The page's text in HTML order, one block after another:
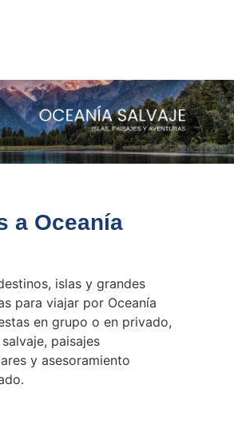
a Oceanía
islas y grandes
para viajar por Oceanía
en grupo o en privado,
paisajes
y asesoramiento